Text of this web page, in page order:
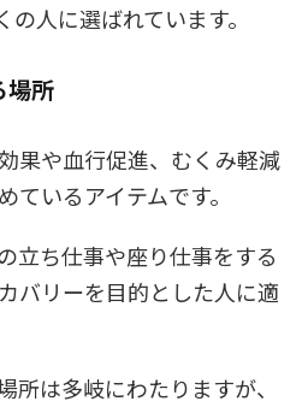
人に選ばれています。
場所
果や血行促進、むくみ軽減
ているアイテムです。
立ち仕事や座り仕事をする
バリーを目的とした人に適
所は多岐にわたりますが、